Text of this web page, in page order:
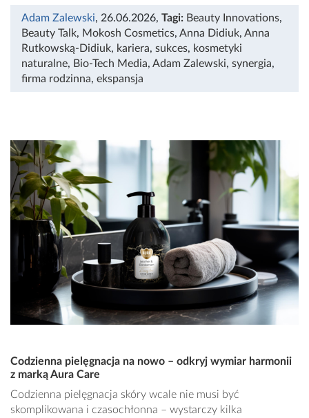
Adam Zalewski, 26.06.2026, Tagi: Beauty Innovations,
Beauty Talk, Mokosh Cosmetics, Anna Didiuk, Anna
Rutkowską-Didiuk, kariera, sukces, kosmetyki
naturalne, Bio-Tech Media, Adam Zalewski, synergia,
firma rodzinna, ekspansja
Codzienna pielęgnacja na nowo – odkryj wymiar harmonii
z marką Aura Care
Codzienna pielęgnacja skóry wcale nie musi być
skomplikowana i czasochłonna – wystarczy kilka